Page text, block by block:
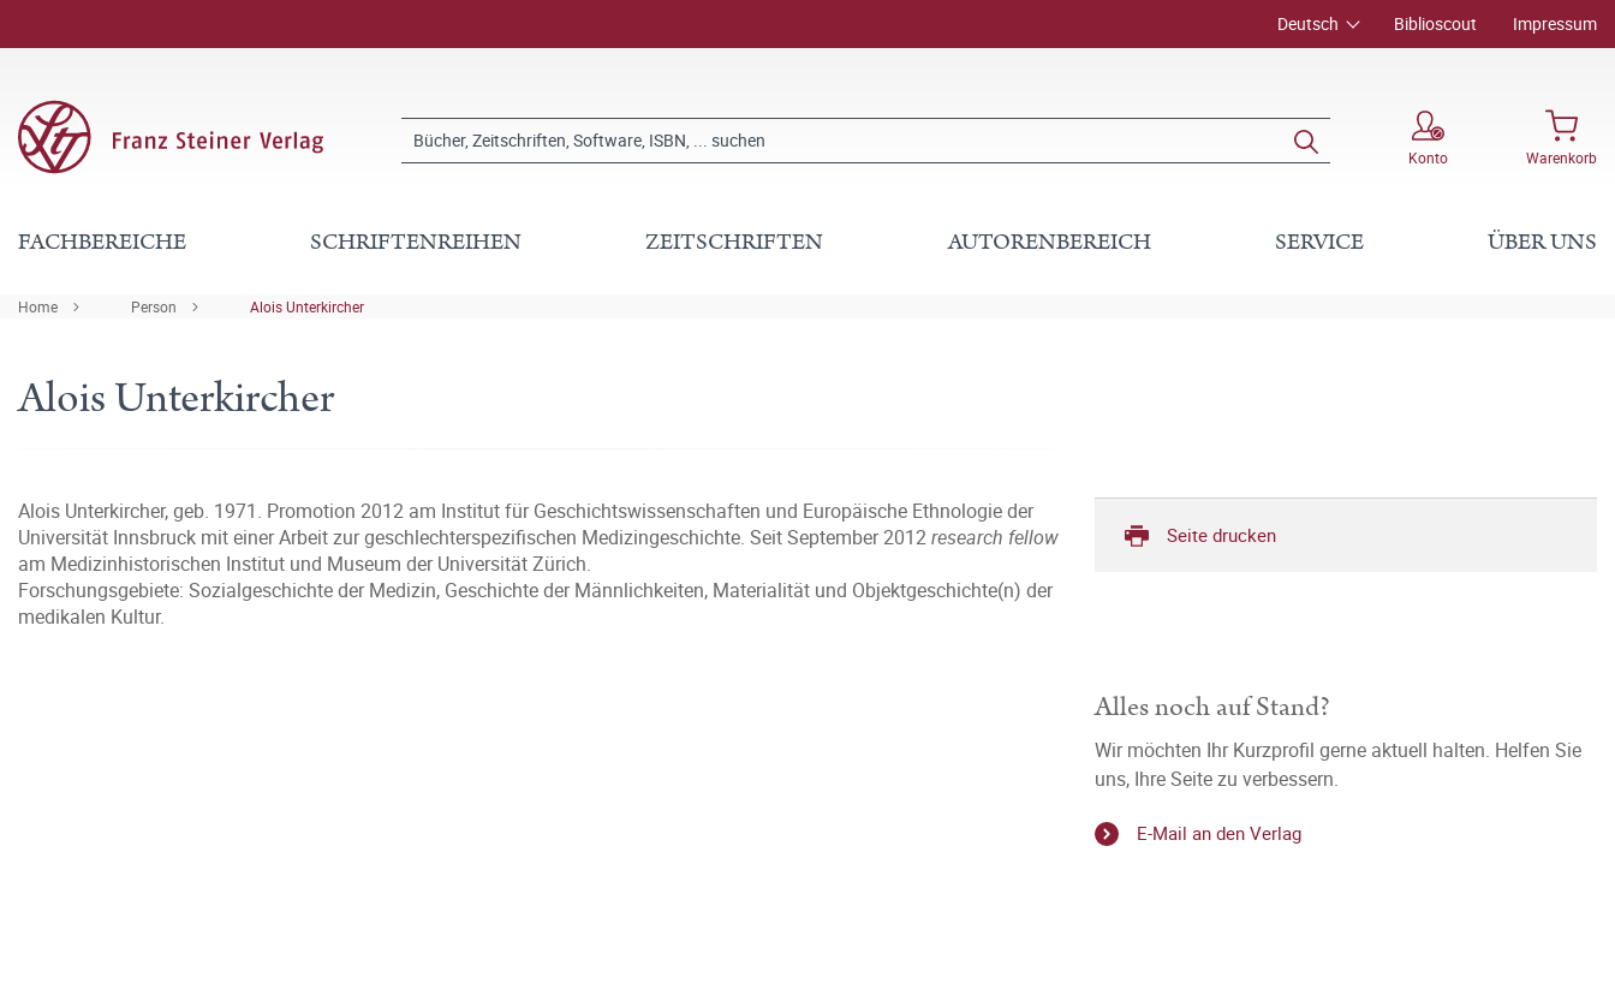
Deutsch Biblioscout Impressum
Konto Warenkorb
FACHBEREICHE SCHRIFTENREIHEN ZEITSCHRIFTEN AUTORENBEREICH SERVICE ÜBER UNS
Home Person Alois Unterkircher
Alois Unterkircher
Alois Unterkircher, geb. 1971. Promotion 2012 am Institut für Geschichtswissenschaften und Europäische Ethnologie der
Universität Innsbruck mit einer Arbeit zur geschlechterspezifischen Medizingeschichte. Seit September 2012research fellow
am Medizinhistorischen Institut und Museum der Universität Zürich.
Forschungsgebiete: Sozialgeschichte der Medizin, Geschichte der Männlichkeiten, Materialität und Objektgeschichte(n) der
medikalen Kultur.
Seite drucken
Alles noch auf Stand?
Wir möchten Ihr Kurzprofil gerne aktuell halten. Helfen Sie
uns, Ihre Seite zu verbessern.
E-Mail an den Verlag